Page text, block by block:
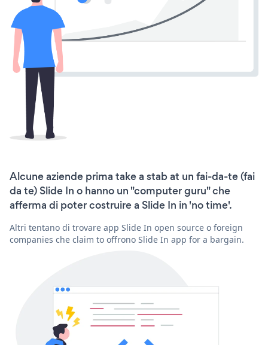
Alcune aziende prima take a stab at un fai-da-te (fai
da te) Slide In o hanno un "computer guru" che
afferma di poter costruire a Slide In in 'no time'.
Altri tentano di trovare app Slide In open source o foreign
companies che claim to offrono Slide In app for a bargain.